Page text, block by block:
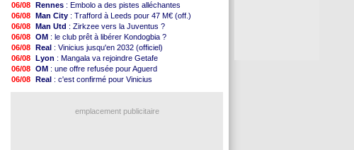
06/08 Rennes : Embolo a des pistes alléchantes
06/08 Man City : Trafford à Leeds pour 47 M€ (off.)
06/08 Man Utd : Zirkzee vers la Juventus ?
06/08 OM : le club prêt à libérer Kondogbia ?
06/08 Real : Vinicius jusqu'en 2032 (officiel)
06/08 Lyon : Mangala va rejoindre Getafe
06/08 OM : une offre refusée pour Aguerd
06/08 Real : c'est confirmé pour Vinicius
: une offre pour Bulka
emplacement publicitaire